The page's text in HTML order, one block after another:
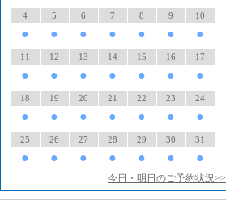
4
●
5
●
6
●
7
●
8
●
9
●
10
●
11
●
12
●
13
●
14
●
15
●
16
●
17
●
18
●
19
●
20
●
21
●
22
●
23
●
24
●
25
●
26
●
27
●
28
●
29
●
30
●
31
●
今日・明日のご予約状況>>